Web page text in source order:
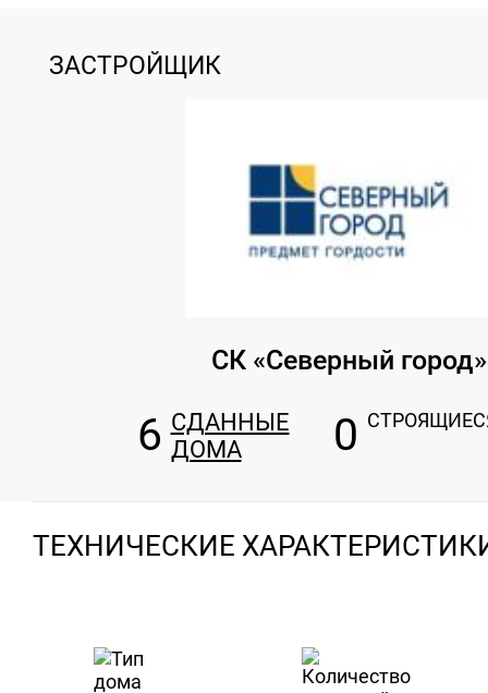
ЗАСТРОЙЩИК
СК «Северный город»
6 СДАННЫЕ
ДОМА
0
ТЕХНИЧЕСКИЕ